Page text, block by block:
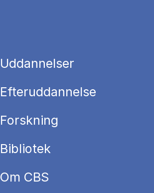
Uddannelser
Efteruddannelse
Forskning
Bibliotek
Om CBS